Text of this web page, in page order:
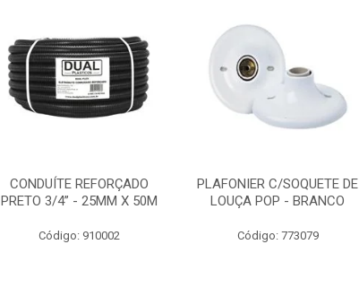
CONDUÍTE REFORÇADO
PRETO 3/4” - 25MM X 50M
Código: 910002
PLAFONIER C/SOQUETE DE
LOUÇA POP - BRANCO
Código: 773079